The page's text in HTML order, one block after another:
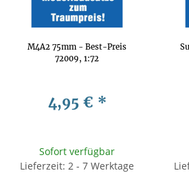
M4A2 75mm - Best-Preis
72009, 1:72
4,95 € *
Sofort verfügbar
Lieferzeit: 2 - 7 Werktage